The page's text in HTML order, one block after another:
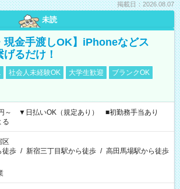
掲載日：2026.08.07
未読
現金手渡しOK】iPhoneなどス
るだけ！
社会人未経験OK 大学生歓迎
ブランクOK
～ ▼日払いOK（規定あり） ■初勤務手当あり
る
区
徒歩 / 新宿三丁目駅から徒歩 / 高田馬場駅から徒歩